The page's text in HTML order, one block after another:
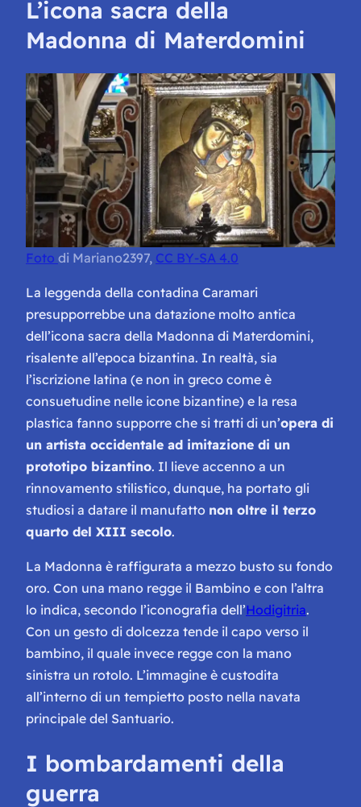
L’icona sacra della
Madonna di Materdomini
Foto di Mariano2397, CC BY-SA 4.0
La leggenda della contadina Caramari
presupporrebbe una datazione molto antica
dell’icona sacra della Madonna di Materdomini,
risalente all’epoca bizantina. In realtà, sia
l’iscrizione latina (e non in greco come è
consuetudine nelle icone bizantine) e la resa
plastica fanno supporre che si tratti di un’opera di
un artista occidentale ad imitazione di un
prototipo bizantino. Il lieve accenno a un
rinnovamento stilistico, dunque, ha portato gli
studiosi a datare il manufatto non oltre il terzo
quarto del XIII secolo.
La Madonna è raffigurata a mezzo busto su fondo
oro. Con una mano regge il Bambino e con l’altra
lo indica, secondo l’iconografia dell’Hodigitria.
Con un gesto di dolcezza tende il capo verso il
bambino, il quale invece regge con la mano
sinistra un rotolo. L’immagine è custodita
all’interno di un tempietto posto nella navata
principale del Santuario.
I bombardamenti della
guerra